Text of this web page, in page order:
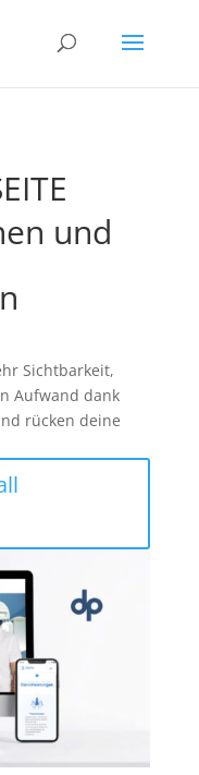
und
Sichtbarkeit,
Aufwand dank
rücken deine